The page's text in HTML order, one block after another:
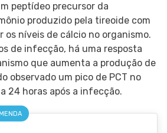
peptídeo precursor da
produzido pela tireoide com
os níveis de cálcio no organismo.
de infecção, há uma resposta
que aumenta a produção de
observado um pico de PCT no
24 horas após a infecção.